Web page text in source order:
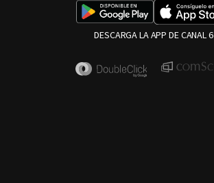
DESCARGA LA APP DE CANAL 6